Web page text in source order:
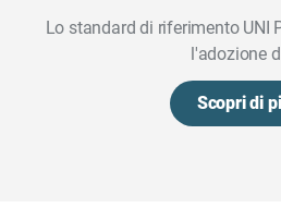
Lo standard di riferimento UNI
l'adozione
Scopri di